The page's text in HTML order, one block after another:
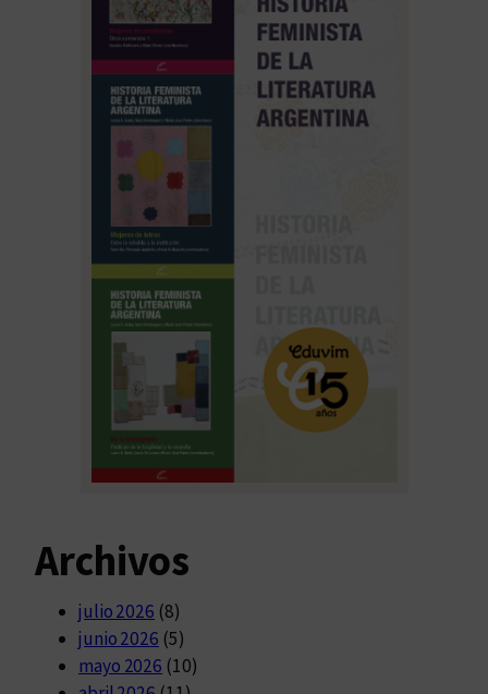
Archivos
julio 2026 (8)
junio 2026 (5)
mayo 2026 (10)